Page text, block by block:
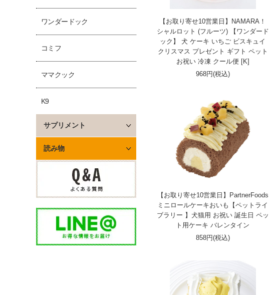
【お取り寄せ10営業日】NAMARA！
シャルロット (フルーツ) 【ワンダード
ック】 犬 ケーキ いちご ビスキュイ
クリスマス プレゼント ギフト ペット
お祝い 冷凍 クール便 [K]
968円(税込)
【お取り寄せ10営業日】PartnerFoods
ミニロールケーキおいも【ペットライ
ブラリー 】犬猫用 お祝い 誕生日 ペッ
ト用ケーキ バレンタイン
858円(税込)
ワンダードック
コミフ
ママクック
K9
サプリメント
読み物